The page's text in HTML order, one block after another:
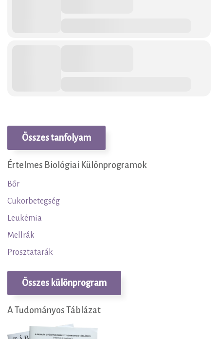
Összes tanfolyam
Értelmes Biológiai Különprogramok
Bőr
Cukorbetegség
Leukémia
Mellrák
Prosztatarák
Összes különprogram
A Tudományos Táblázat